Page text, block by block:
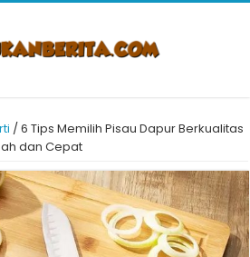
/6 Tips Memilih Pisau Dapur Berkualitas
dan Cepat